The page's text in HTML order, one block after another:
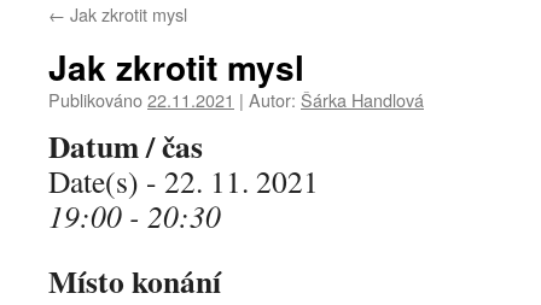
← Jak zkrotit mysl
Jak zkrotit mysl
Publikováno22.11.2021 | Autor: Šárka Handlová
Datum / čas
Date(s) - 22. 11. 2021
19:00 - 20:30
Místo konání